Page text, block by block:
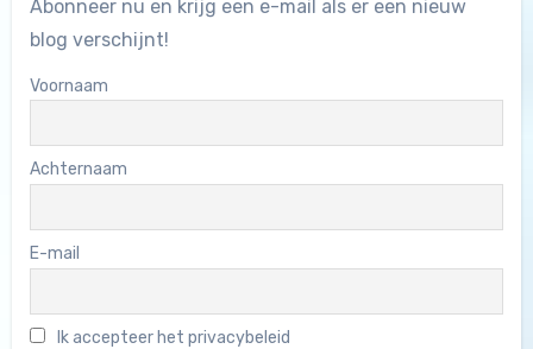
Abonneer nu en krijg een e-mail als er een nieuw
blog verschijnt!
Voornaam
Achternaam
E-mail
Ik accepteer het privacybeleid